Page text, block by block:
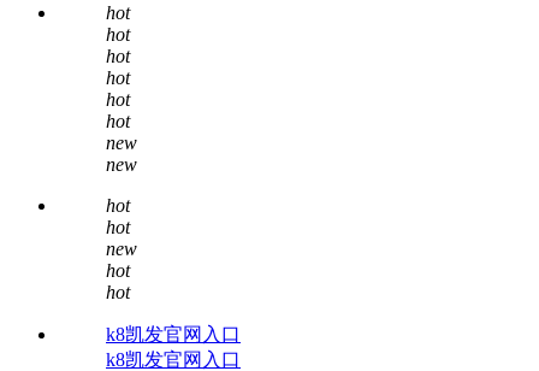
hot
hot
hot
hot
hot
hot
new
new
hot
hot
new
hot
hot
k8凯发官网入口
k8凯发官网入口